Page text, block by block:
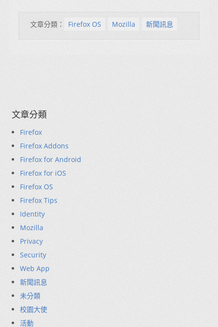
文章分類： Firefox OS Mozilla 新聞訊息
文章分類
Firefox
Firefox Addons
Firefox for Android
Firefox for iOS
Firefox OS
Firefox Tips
Identity
Mozilla
Privacy
Security
Web App
新聞訊息
未分類
校園大使
活動